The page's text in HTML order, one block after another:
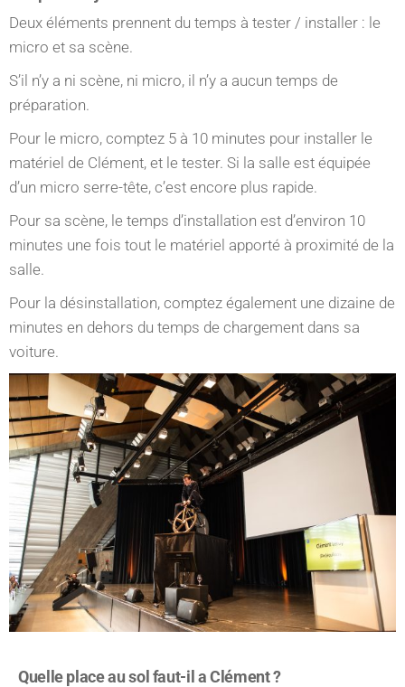
Deux éléments prennent du temps à tester / installer : le
micro et sa scène.
S’il n’y a ni scène, ni micro, il n’y a aucun temps de
préparation.
Pour le micro, comptez 5 à 10 minutes pour installer le
matériel de Clément, et le tester. Si la salle est équipée
d’un micro serre-tête, c’est encore plus rapide.
Pour sa scène, le temps d’installation est d’environ 10
minutes une fois tout le matériel apporté à proximité de la
salle.
Pour la désinstallation, comptez également une dizaine de
minutes en dehors du temps de chargement dans sa
voiture.
Quelle place au sol faut-il a Clément ?